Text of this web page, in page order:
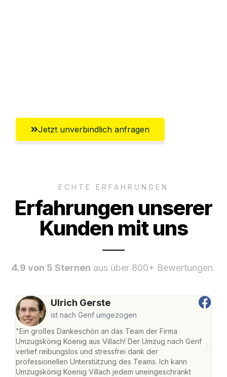
Jetzt unverbindlich anfragen
ECHTE ERFAHRUNGEN
Erfahrungen unserer
Kunden mit uns
4.9 von 5 Sternen aus über 800+ Bewertungen.
Ulrich Gerste
ist nach Genf umgezogen
"Ein großes Dankeschön an das Team der Firma
Umzugskönig Koenig aus Villach! Der Umzug nach Genf
verlief reibungslos und stressfrei dank der
professionellen Unterstützung des Teams. Ich kann
Umzugskönig Koenig Villach jedem uneingeschränkt